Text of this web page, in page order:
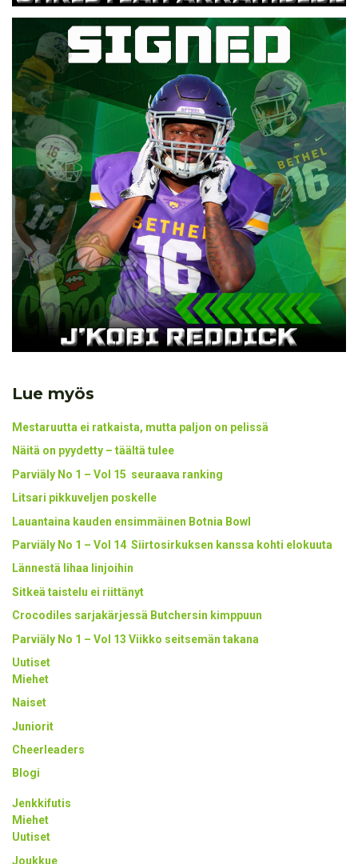
Lue myös
Mestaruutta ei ratkaista, mutta paljon on pelissä
Näitä on pyydetty – täältä tulee
Parviäly No 1 – Vol 15 seuraava ranking
Litsari pikkuveljen poskelle
Lauantaina kauden ensimmäinen Botnia Bowl
Parviäly No 1 – Vol 14 Siirtosirkuksen kanssa kohti elokuuta
Lännestä lihaa linjoihin
Sitkeä taistelu ei riittänyt
Crocodiles sarjakärjessä Butchersin kimppuun
Parviäly No 1 – Vol 13 Viikko seitsemän takana
Uutiset
Miehet
Naiset
Juniorit
Cheerleaders
Blogi
Jenkkifutis
Miehet
Uutiset
Joukkue